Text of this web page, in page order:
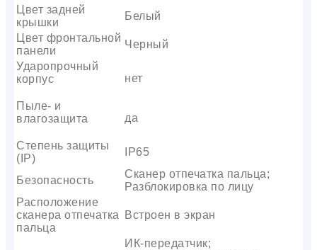
Цвет задней
крышки
Белый
Цвет фронтальной
панели
Черный
Ударопрочный
корпус
нет
Пыле- и
влагозащита
да
Степень защиты
(IP)
IP65
Безопасность
Сканер отпечатка пальца;
Разблокировка по лицу
Расположение
сканера отпечатка
пальца
Встроен в экран
ИК-передатчик;